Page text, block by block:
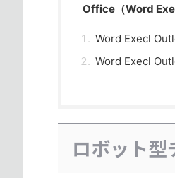
Office（Word
Word Execl
Word Execl
ロボット